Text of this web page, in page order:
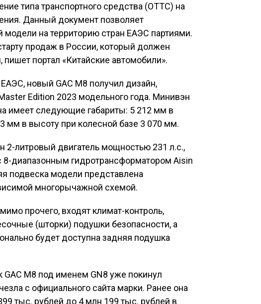
типа транспортного средства (ОТТС) на
Данный документ позволяет
модели на территорию стран ЕАЭС партиями.
продаж в России, который должен
портал «Китайские автомобили».
новый GAC M8 получил дизайн,
Edition 2023 модельного года. Минивэн
имеет следующие габариты: 5 212 мм в
мм в высоту при колесной базе 3 070 мм.
2-литровый двигатель мощностью 231 л.с.,
8-диапазонным гидротрансформатором Aisin
подвеска модели представлена
многорычажной схемой.
прочего, входят климат-контроль,
(шторки) подушки безопасности, а
будет доступна задняя подушка
M8 под именем GN8 уже покинул
с официального сайта марки. Ранее она
тыс. рублей до 4 млн 199 тыс. рублей в